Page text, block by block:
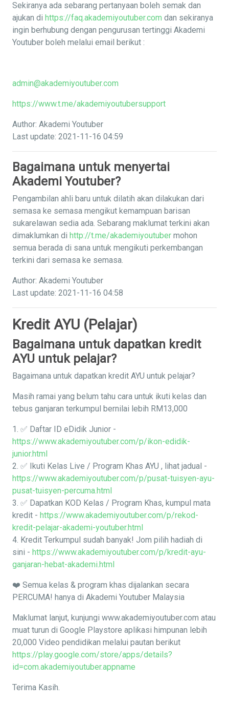
Sekiranya ada sebarang pertanyaan boleh semak dan
ajukan di https://faq.akademiyoutuber.com dan sekiranya
ingin berhubung dengan pengurusan tertinggi Akademi
Youtuber boleh melalui email berikut :
admin@akademiyoutuber.com
https://www.t.me/akademiyoutubersupport
Author: Akademi Youtuber
Last update: 2021-11-16 04:59
Bagaimana untuk menyertai
Akademi Youtuber?
Pengambilan ahli baru untuk dilatih akan dilakukan dari
semasa ke semasa mengikut kemampuan barisan
sukarelawan sedia ada. Sebarang maklumat terkini akan
dimaklumkan di http://t.me/akademiyoutuber mohon
semua berada di sana untuk mengikuti perkembangan
terkini dari semasa ke semasa.
Author: Akademi Youtuber
Last update: 2021-11-16 04:58
Kredit AYU (Pelajar)
Bagaimana untuk dapatkan kredit
AYU untuk pelajar?
Bagaimana untuk dapatkan kredit AYU untuk pelajar?
Masih ramai yang belum tahu cara untuk ikuti kelas dan
tebus ganjaran terkumpul bernilai lebih RM13,000
1. ✅ Daftar ID eDidik Junior -
https://www.akademiyoutuber.com/p/ikon-edidik-
junior.html
2. ✅ Ikuti Kelas Live / Program Khas AYU , lihat jadual -
https://www.akademiyoutuber.com/p/pusat-tuisyen-ayu-
pusat-tuisyen-percuma.html
3. ✅ Dapatkan KOD Kelas / Program Khas, kumpul mata
kredit - https://www.akademiyoutuber.com/p/rekod-
kredit-pelajar-akademi-youtuber.html
4. Kredit Terkumpul sudah banyak! Jom pilih hadiah di
sini - https://www.akademiyoutuber.com/p/kredit-ayu-
ganjaran-hebat-akademi.html
❤️ Semua kelas & program khas dijalankan secara
PERCUMA! hanya di Akademi Youtuber Malaysia
Maklumat lanjut, kunjungi www.akademiyoutuber.com atau
muat turun di Google Playstore aplikasi himpunan lebih
20,000 Video pendidikan melalui pautan berikut
https://play.google.com/store/apps/details?
id=com.akademiyoutuber.appname
Terima Kasih.